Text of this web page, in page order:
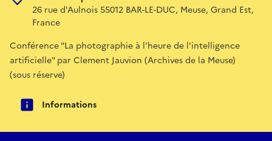
26 rue d'Aulnois 55012 BAR-LE-DUC, Meuse, Grand Est,
France
Conférence "La photographie à l'heure de l'intelligence
artificielle" par Clement Jauvion (Archives de la Meuse)
(sous réserve)
Informations